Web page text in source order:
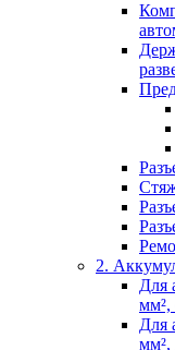
2.
Для
мм²,
Для
мм²,